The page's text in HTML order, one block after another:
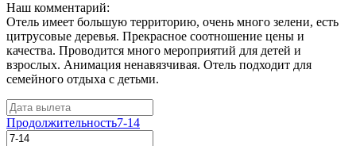
Наш комментарий:
Отель имеет большую территорию, очень много зелени, есть
цитрусовые деревья. Прекрасное соотношение цены и
качества. Проводится много мероприятий для детей и
взрослых. Анимация ненавязчивая. Отель подходит для
семейного отдыха с детьми.
Продолжительность7-14